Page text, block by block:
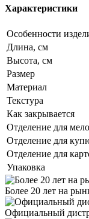
Характеристики
Особенности
Длина, см
Высота, см
Размер
Материал
Текстура
Как закрывается
Отделение для
Отделение для
Отделение для
Упаковка
Более 20 лет на
Официальный